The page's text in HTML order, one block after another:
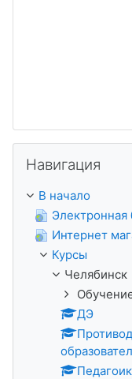
Навигация
В начало
Интернет
Курсы
Челябинск
ДЭ